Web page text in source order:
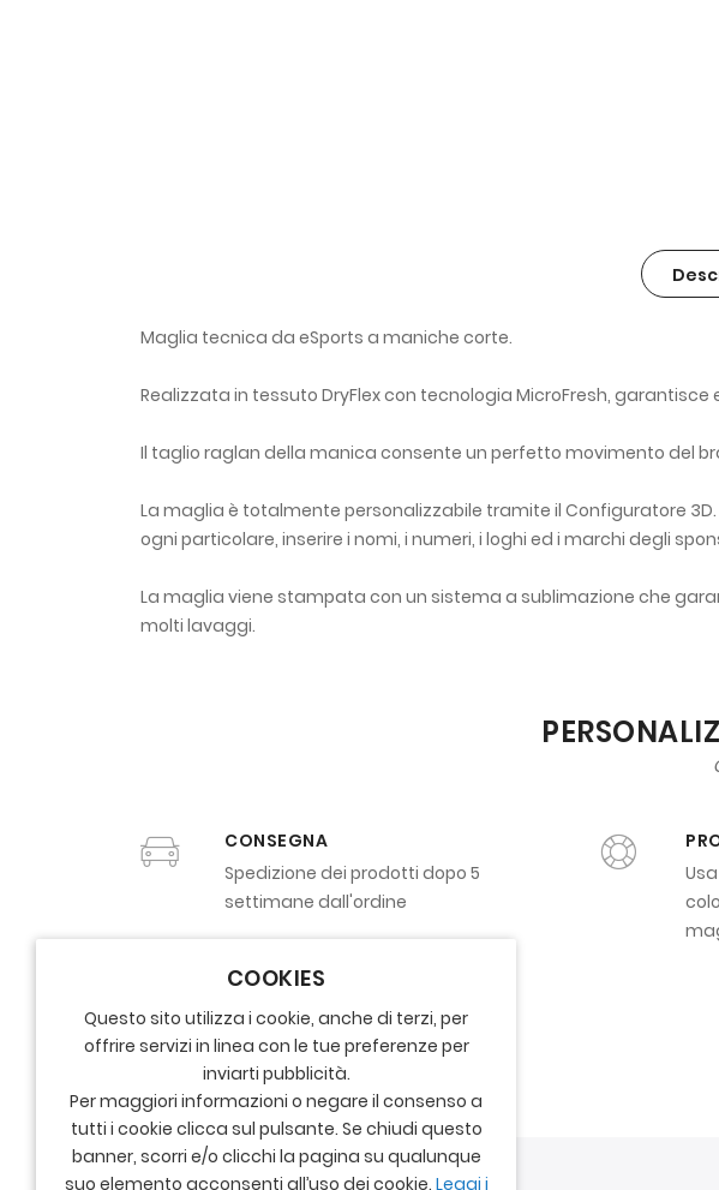
COOKIES
Questo sito utilizza i cookie, anche di terzi, per
offrire servizi in linea con le tue preferenze per
inviarti pubblicità.
Per maggiori informazioni o negare il consenso a
tutti i cookie clicca sul pulsante. Se chiudi questo
banner, scorri e/o clicchi la pagina su qualunque
suo elemento acconsenti all’uso dei cookie. Leggi i
Maglia tecnica da eSports a maniche corte.
Realizzata in tessuto DryFlex con tecnologia MicroFresh,
Il taglio raglan della manica consente un perfetto movimento del
La maglia è totalmente personalizzabile tramite il Configuratore
ogni particolare, inserire i nomi, i numeri, i loghi ed i marchi degli
La maglia viene stampata con un sistema a sublimazione che
molti lavaggi.
CONSEGNA
Spedizione dei prodotti dopo 5
settimane dall'ordine